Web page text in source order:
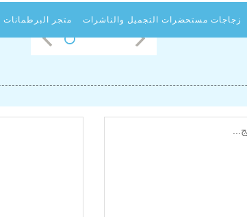
زجاجات مستحضرات التجميل والناشرات متجر البرطمانات